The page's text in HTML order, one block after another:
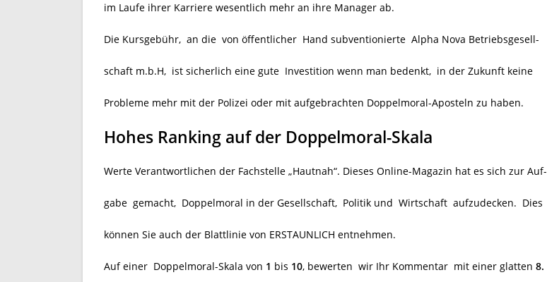
im Laufe ihrer Karriere wesentlich mehr an ihre Manager ab.
Die Kursgebühr, an die von öffentlicher Hand subventionierte Alpha Nova Betriebsgesell-
schaft m.b.H, ist sicherlich eine gute Investition wenn man bedenkt, in der Zukunft keine
Probleme mehr mit der Polizei oder mit aufgebrachten Doppelmoral-Aposteln zu haben.
Hohes Ranking auf der Doppelmoral-Skala
Werte Verantwortlichen der Fachstelle „Hautnah“. Dieses Online-Magazin hat es sich zur Auf-
gabe gemacht, Doppelmoral in der Gesellschaft, Politik und Wirtschaft aufzudecken. Dies
können Sie auch der Blattlinie von ERSTAUNLICH entnehmen.
Auf einer Doppelmoral-Skala von 1 bis 10, bewerten wir Ihr Kommentar mit einer glatten 8.